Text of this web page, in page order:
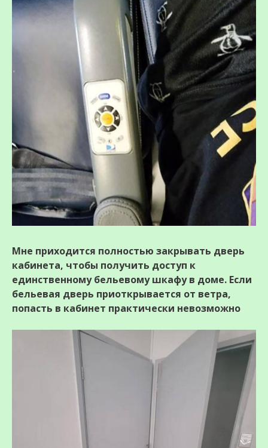
Мне приходится полностью закрывать дверь
кабинета, чтобы получить доступ к
единственному бельевому шкафу в доме. Если
бельевая дверь приоткрывается от ветра,
попасть в кабинет практически невозможно